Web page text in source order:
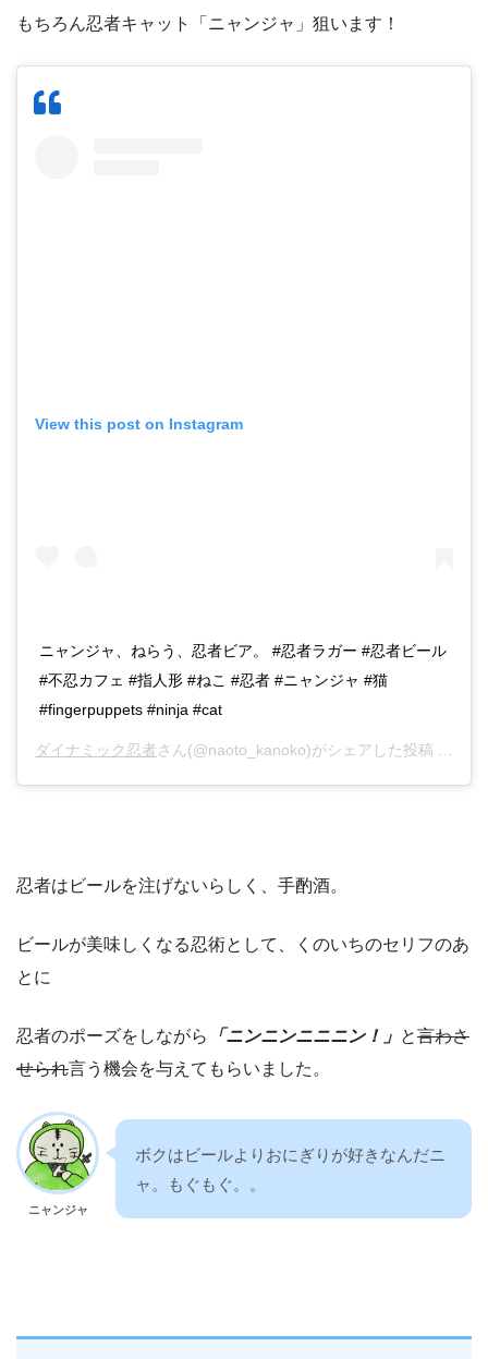
もちろん忍者キャット「ニャンジャ」狙います！
View this post on Instagram
ニャンジャ、ねらう、忍者ビア。 #忍者ラガー #忍者ビール
#不忍カフェ #指人形 #ねこ #忍者 #ニャンジャ #猫
#fingerpuppets #ninja #cat
ダイナミック忍者さん(@naoto_kanoko)がシェアした投稿 –
忍者はビールを注げないらしく、手酌酒。
ビールが美味しくなる忍術として、くのいちのセリフのあ
とに
忍者のポーズをしながら 「ニンニンニニニン！」 と言わさ
せられ言う機会を与えてもらいました。
ニャンジャ
ボクはビールよりおにぎりが好きなんだニ
ャ。もぐもぐ。。